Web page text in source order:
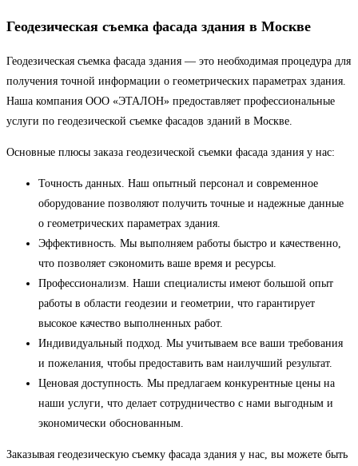
Геодезическая съемка фасада здания в Москве
Геодезическая съемка фасада здания — это необходимая процедура для
получения точной информации о геометрических параметрах здания.
Наша компания ООО «ЭТАЛОН» предоставляет профессиональные
услуги по геодезической съемке фасадов зданий в Москве.
Основные плюсы заказа геодезической съемки фасада здания у нас:
Точность данных. Наш опытный персонал и современное
оборудование позволяют получить точные и надежные данные
о геометрических параметрах здания.
Эффективность. Мы выполняем работы быстро и качественно,
что позволяет сэкономить ваше время и ресурсы.
Профессионализм. Наши специалисты имеют большой опыт
работы в области геодезии и геометрии, что гарантирует
высокое качество выполненных работ.
Индивидуальный подход. Мы учитываем все ваши требования
и пожелания, чтобы предоставить вам наилучший результат.
Ценовая доступность. Мы предлагаем конкурентные цены на
наши услуги, что делает сотрудничество с нами выгодным и
экономически обоснованным.
Заказывая геодезическую съемку фасада здания у нас, вы можете быть